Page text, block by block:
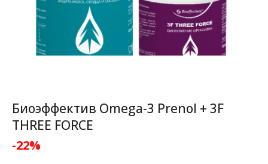
Биоэффектив Omega-3 Prenol + 3F
THREE FORCE
-22%